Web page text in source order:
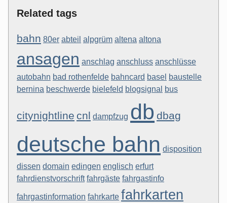
Related tags
bahn 80er abteil alpgrüm altena altona
ansagen anschlag anschluss anschlüsse
autobahn bad rothenfelde bahncard basel baustelle
bernina beschwerde bielefeld blogsignal bus
citynightline cnl dampfzug db dbag
deutsche bahn disposition
dissen domain edingen englisch erfurt
fahrdienstvorschrift fahrgäste fahrgastinfo
fahrgastinformation fahrkarte fahrkarten